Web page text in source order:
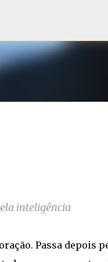
inteligência
Passa depois